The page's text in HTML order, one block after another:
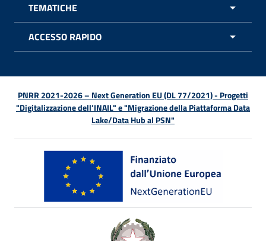
TEMATICHE
ACCESSO RAPIDO
PNRR 2021-2026 – Next Generation EU (DL 77/2021) - Progetti
"Digitalizzazione dell’INAIL" e "Migrazione della Piattaforma Data
Lake/Data Hub al PSN"